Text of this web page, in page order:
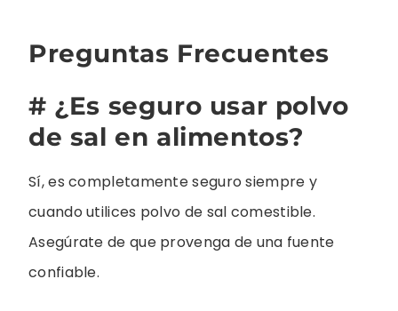
Preguntas Frecuentes
# ¿Es seguro usar polvo
de sal en alimentos?
Sí, es completamente seguro siempre y
cuando utilices polvo de sal comestible.
Asegúrate de que provenga de una fuente
confiable.